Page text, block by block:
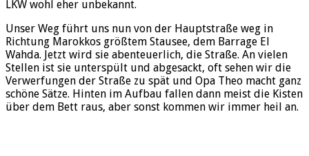
LKW wohl eher unbekannt.
Unser Weg führt uns nun von der Hauptstraße weg in
Richtung Marokkos größtem Stausee, dem Barrage El
Wahda. Jetzt wird sie abenteuerlich, die Straße. An vielen
Stellen ist sie unterspült und abgesackt, oft sehen wir die
Verwerfungen der Straße zu spät und Opa Theo macht ganz
schöne Sätze. Hinten im Aufbau fallen dann meist die Kisten
über dem Bett raus, aber sonst kommen wir immer heil an.